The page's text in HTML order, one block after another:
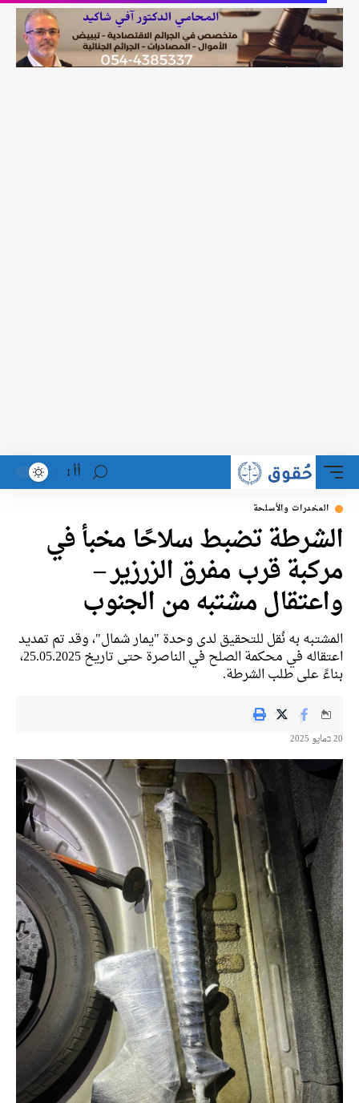
أأ
والأسلحة
تضبط سلاحًا مخبأ في
قرب مفرق الزرزير –
مشتبه من الجنوب
به نُقل للتحقيق لدى وحدة "يمار شمال"، وقد تم تمديد
اعتقاله في محكمة الصلح في الناصرة حتى تاريخ 25.05.2025،
على طلب الشرطة.